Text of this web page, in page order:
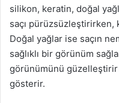
silikon, keratin, doğal
saçı pürüzsüzleştirirken,
Doğal yağlar ise saçın
sağlıklı bir görünüm
görünümünü güzelleştirir
gösterir.